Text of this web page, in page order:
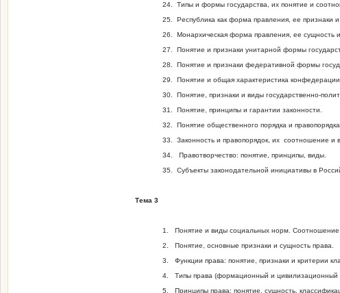
24. Типы и формы государства, их понятие и
25. Республика как форма правления, ее признаки
26. Монархическая форма правления, ее сущность
27. Понятие и признаки унитарной формы
28. Понятие и признаки федеративной формы
29. Понятие и общая характеристика
30. Понятие, признаки и виды государственно-
31. Понятие, принципы и гарантии законности.
32. Понятие общественного порядка и правопорядка.
33. Законность и правопорядок, их соотношение и
34. Правотворчество: понятие, принципы, виды.
35. Субъекты законодательной инициативы в
Тема 3
1. Понятие и виды социальных норм. Соотношение
2. Понятие, основные признаки и сущность права.
3. Функции права: понятие, признаки и критерии
4. Типы права (формационный и цивилизационный
5. Принципы права: понятие, сущность,